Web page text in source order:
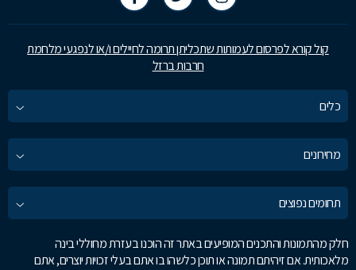
קול קורא לפרסום לעמותות שתכליתן תרומה לחיילים ו/או לנפגעי מלחמת
חרבות ברזל
כלים
מחירונים
תחומים נפוצים
חלק מהתמונות והתכנים המופיעים באתר זה הוכנו בעזרת מחוללי בינה
מלאכותית. אם זיהיתם תמונה או תוכן כלשהו בו אתם בעלי זכויות יוצרים, אתם